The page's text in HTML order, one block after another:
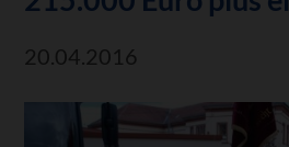
20.04.2016